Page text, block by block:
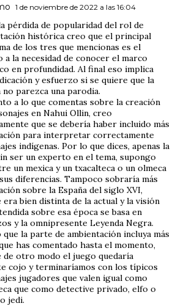
1 de noviembre de 2022 a las 16:04
pérdida de popularidad del rol de
histórica creo que el principal
de los tres que mencionas es el
a la necesidad de conocer el marco
en profundidad. Al final eso implica
y esfuerzo si se quiere que la
parezca una parodia.
a lo que comentas sobre la creación
en Nahui Ollin, creo
que se debería haber incluido más
para interpretar correctamente
indígenas. Por lo que dices, apenas la
ser un experto en el tema, supongo
un mexica y un txacalteca o un olmeca
diferencias. Tampoco sobraría más
sobre la España del siglo XVI,
era bien distinta de la actual y la visión
sobre esa época se basa en
y la omnipresente Leyenda Negra.
la parte de ambientación incluya más
has comentado hasta el momento,
de otro modo el juego quedaría
cojo y terminaríamos con los típicos
jugadores que valen igual como
que como detective privado, elfo o
jedi.